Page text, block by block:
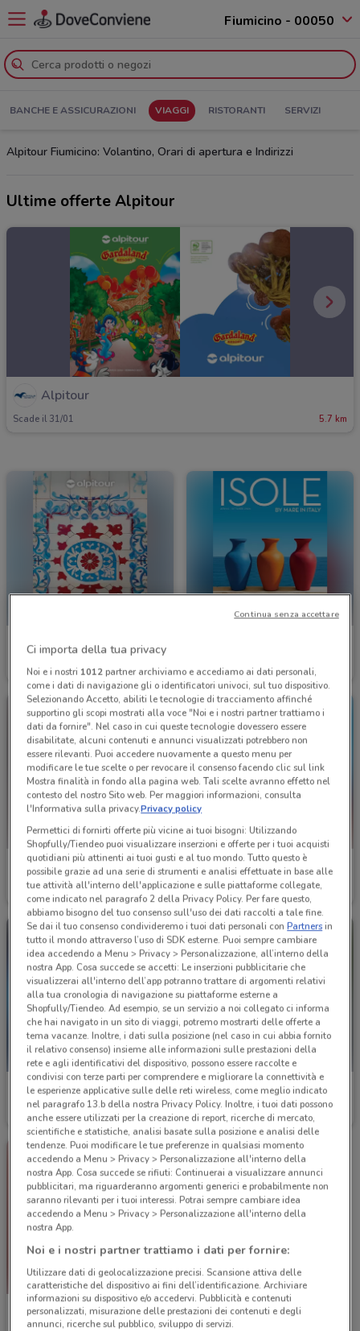
Fiumicino - 00050
BANCHE E ASSICURAZIONI VIAGGI RISTORANTI SERVIZI
Alpitour Fiumicino: Volantino, Orari di apertura e Indirizzi
Ultime offerte Alpitour
Alpitour
Scade il 31/01 5.7 km
Alpitour
Scade il 31/10 5.7 km Scade il 31/10
Alpitour
Scade il 31/10 5.7 km
Alpitour
Scade il 31/10 5.7 km
Alpitour
Scade il 31/12 5.7 km
Alpitour
Scade il 31/12
Alpitour
Ci importa della tua privacy
Noi e i nostri 1012partner archiviamo e accediamo ai dati personali,
come i dati di navigazione gli o identificatori univoci, sul tuo dispositivo.
Selezionando Accetto, abiliti le tecnologie di tracciamento affinché
supportino gli scopi mostrati alla voce "Noi e i nostri partner trattiamo i
dati da fornire". Nel caso in cui queste tecnologie dovessero essere
disabilitate, alcuni contenuti e annunci visualizzati potrebbero non
essere rilevanti. Puoi accedere nuovamente a questo menu per
modificare le tue scelte o per revocare il consenso facendo clic sul link
Mostra finalità in fondo alla pagina web. Tali scelte avranno effetto nel
contesto del nostro Sito web. Per maggiori informazioni, consulta
l'Informativa sulla privacy.Privacy policy
Permettici di fornirti offerte più vicine ai tuoi bisogni: Utilizzando
Shopfully/Tiendeo puoi visualizzare inserzioni e offerte per i tuoi acquisti
quotidiani più attinenti ai tuoi gusti e al tuo mondo. Tutto questo è
possibile grazie ad una serie di strumenti e analisi effettuate in base alle
tue attività all'interno dell'applicazione e sulle piattaforme collegate,
come indicato nel paragrafo 2 della Privacy Policy. Per fare questo,
abbiamo bisogno del tuo consenso sull'uso dei dati raccolti a tale fine.
Se dai il tuo consenso condivideremo i tuoi dati personali conPartnersin
tutto il mondo attraverso l’uso di SDK esterne. Puoi sempre cambiare
idea accedendo a Menu > Privacy > Personalizzazione, all’interno della
nostra App. Cosa succede se accetti: Le inserzioni pubblicitarie che
visualizzerai all'interno dell’app potranno trattare di argomenti relativi
alla tua cronologia di navigazione su piattaforme esterne a
Shopfully/Tiendeo. Ad esempio, se un servizio a noi collegato ci informa
che hai navigato in un sito di viaggi, potremo mostrarti delle offerte a
tema vacanze. Inoltre, i dati sulla posizione (nel caso in cui abbia fornito
il relativo consenso) insieme alle informazioni sulle prestazioni della
rete e agli identificativi del dispositivo, possono essere raccolte e
condivisi con terze parti per comprendere e migliorare la connettività e
le esperienze applicative sulle delle reti wireless, come meglio indicato
nel paragrafo 13.b della nostra Privacy Policy. Inoltre, i tuoi dati possono
anche essere utilizzati per la creazione di report, ricerche di mercato,
scientifiche e statistiche, analisi basate sulla posizione e analisi delle
tendenze. Puoi modificare le tue preferenze in qualsiasi momento
accedendo a Menu > Privacy > Personalizzazione all'interno della
nostra App. Cosa succede se rifiuti: Continuerai a visualizzare annunci
pubblicitari, ma riguarderanno argomenti generici e probabilmente non
saranno rilevanti per i tuoi interessi. Potrai sempre cambiare idea
accedendo a Menu > Privacy > Personalizzazione all'interno della
nostra App.
Noi e i nostri partner trattiamo i dati per fornire:
Utilizzare dati di geolocalizzazione precisi. Scansione attiva delle
caratteristiche del dispositivo ai fini dell’identificazione. Archiviare
informazioni su dispositivo e/o accedervi. Pubblicità e contenuti
personalizzati, misurazione delle prestazioni dei contenuti e degli
annunci, ricerche sul pubblico, sviluppo di servizi.
Continua senza accettare